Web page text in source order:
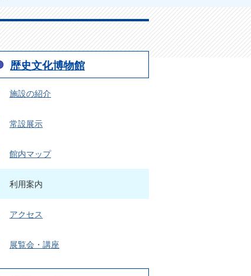
歴史文化博物館
施設の紹介
常設展示
館内マップ
利用案内
アクセス
展覧会・講座